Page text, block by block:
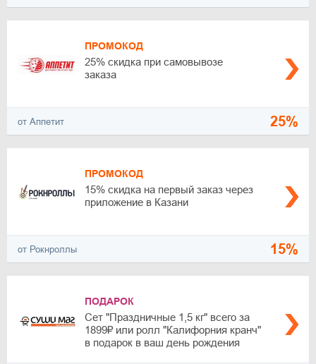
ПРОМОКОД
25% скидка при самовывозе
заказа
от Аппетит 25%
ПРОМОКОД
15% скидка на первый заказ через
приложение в Казани
от Рокнроллы 15%
ПОДАРОК
Сет "Праздничные 1,5 кг" всего за
1899₽ или ролл "Калифорния кранч"
в подарок в ваш день рождения